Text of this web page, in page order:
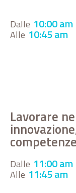
Dalle 10:00 am
Alle 10:45 am
Lavorare
competenze
Dalle 11:00 am
Alle 11:45 am